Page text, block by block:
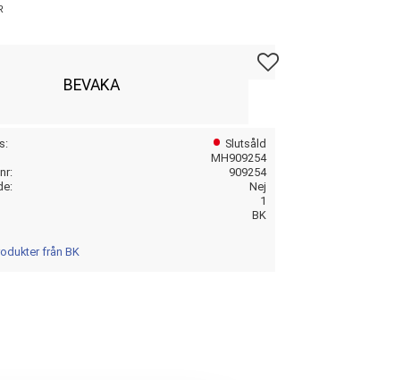
Lägg till i favoriter
BEVAKA
Slutsåld
MH909254
909254
Nej
1
BK
från BK